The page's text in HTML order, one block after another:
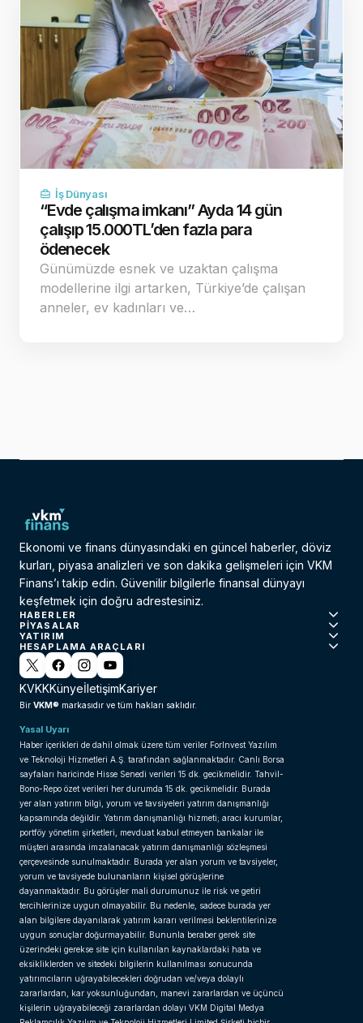
İş Dünyası
“Evde çalışma imkanı” Ayda 14 gün
çalışıp 15.000TL’den fazla para
ödenecek
Günümüzde esnek ve uzaktan çalışma
modellerine ilgi artarken, Türkiye’de çalışan
anneler, ev kadınları ve…
Ekonomi ve finans dünyasındaki en güncel haberler, döviz
kurları, piyasa analizleri ve son dakika gelişmeleri için VKM
Finans’ı takip edin. Güvenilir bilgilerle finansal dünyayı
keşfetmek için doğru adrestesiniz.
HABERLER
PIYASALAR
YATIRIM
HESAPLAMA ARAÇLARI
KVKKKünyeİletişimKariyer
Bir VKM® markasıdır ve tüm hakları saklıdır.
Yasal Uyarı
Haber içerikleri de dahil olmak üzere tüm veriler ForInvest Yazılım
ve Teknoloji Hizmetleri A.Ş. tarafından sağlanmaktadır. Canlı Borsa
sayfaları haricinde Hisse Senedi verileri 15 dk. gecikmelidir. Tahvil-
Bono-Repo özet verileri her durumda 15 dk. gecikmelidir. Burada
yer alan yatırım bilgi, yorum ve tavsiyeleri yatırım danışmanlığı
kapsamında değildir. Yatırım danışmanlığı hizmeti; aracı kurumlar,
portföy yönetim şirketleri, mevduat kabul etmeyen bankalar ile
müşteri arasında imzalanacak yatırım danışmanlığı sözleşmesi
çerçevesinde sunulmaktadır. Burada yer alan yorum ve tavsiyeler,
yorum ve tavsiyede bulunanların kişisel görüşlerine
dayanmaktadır. Bu görüşler mali durumunuz ile risk ve getiri
tercihlerinize uygun olmayabilir. Bu nedenle, sadece burada yer
alan bilgilere dayanılarak yatırım kararı verilmesi beklentilerinize
uygun sonuçlar doğurmayabilir. Bununla beraber gerek site
üzerindeki gerekse site için kullanılan kaynaklardaki hata ve
eksikliklerden ve sitedeki bilgilerin kullanılması sonucunda
yatırımcıların uğrayabilecekleri doğrudan ve/veya dolaylı
zararlardan, kar yoksunluğundan, manevi zararlardan ve üçüncü
kişilerin uğrayabileceği zararlardan dolayı VKM Digital Medya